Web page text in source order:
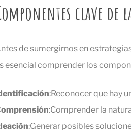
clave de
de sumergirnos en
esencial comprender los
:Reconocer que hay
:Comprender la
:Generar posibles